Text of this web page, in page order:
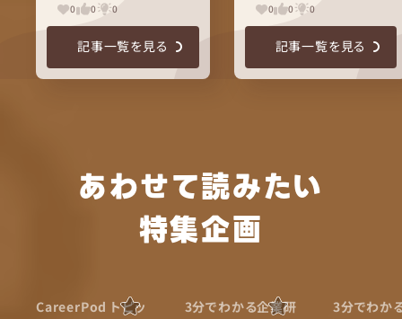
0 0 0
記事一覧を見る
0 0 0
記事一覧を見る
あわせて読みたい
特集企画
CareerPod トピッ
3分でわかる企業研
3分でわか